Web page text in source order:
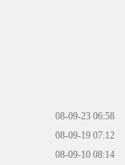
08-09-23 06:58
08-09-19 07:12
08-09-10 08:14